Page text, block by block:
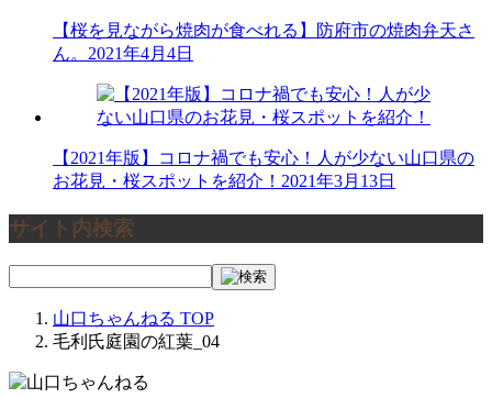
【桜を見ながら焼肉が食べれる】防府市の焼肉弁天さ
ん。 2021年4月4日
【2021年版】コロナ禍でも安心！人が少ない山口県の
お花見・桜スポットを紹介！ 2021年3月13日
サイト内検索
山口ちゃんねる TOP
毛利氏庭園の紅葉_04